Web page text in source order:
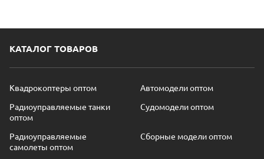
КАТАЛОГ ТОВАРОВ
Квадрокоптеры оптом
Автомодели оптом
Радиоуправляемые танки
оптом
Судомодели оптом
Радиоуправляемые
самолеты оптом
Сборные модели оптом